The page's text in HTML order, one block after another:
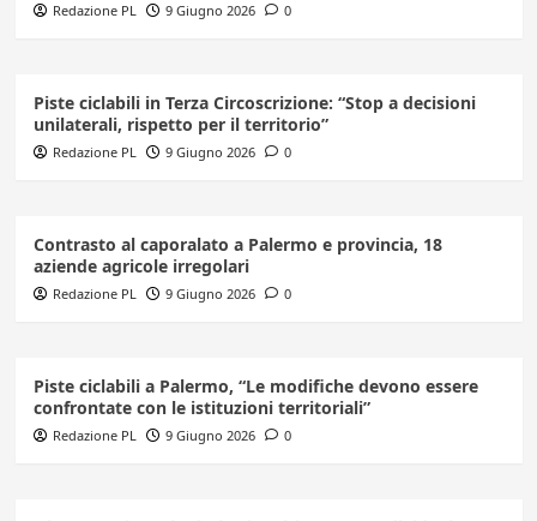
Redazione PL 9 Giugno 2026 0
Piste ciclabili in Terza Circoscrizione: “Stop a decisioni
unilaterali, rispetto per il territorio”
Redazione PL 9 Giugno 2026 0
Contrasto al caporalato a Palermo e provincia, 18
aziende agricole irregolari
Redazione PL 9 Giugno 2026 0
Piste ciclabili a Palermo, “Le modifiche devono essere
confrontate con le istituzioni territoriali”
Redazione PL 9 Giugno 2026 0